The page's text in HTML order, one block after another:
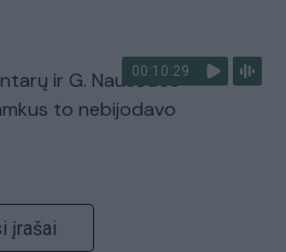
00:10:29
ir G. Nausėdos
to nebijodavo
įrašai